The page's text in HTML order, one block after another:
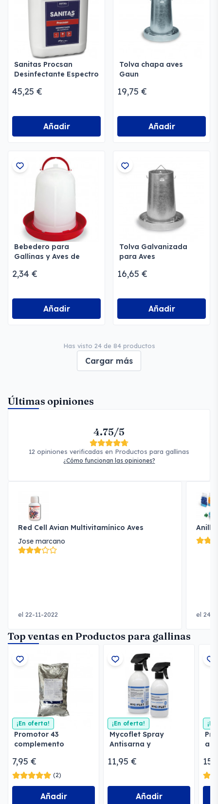
Sanitas Procsan
Desinfectante Espectro
45,25 €
Añadir
Tolva chapa aves
Gaun
19,75 €
Añadir
Bebedero para
Gallinas y Aves de
2,34 €
Añadir
Tolva Galvanizada
para Aves
16,65 €
Añadir
Has visto 24 de 84 productos
Cargar más
Últimas opiniones
4.75/5
12 opiniones verificadas en Productos para gallinas
¿Cómo funcionan las opiniones?
Red Cell Avian Multivitamínico Aves
Jose marcano
el 22-11-2022 el 24-
Top ventas en Productos para gallinas
¡En oferta!
Promotor 43
complemento
7,95 €
(2)
Añadir
¡En oferta!
Mycoflet Spray
Antisarna y
11,95 €
Añadir